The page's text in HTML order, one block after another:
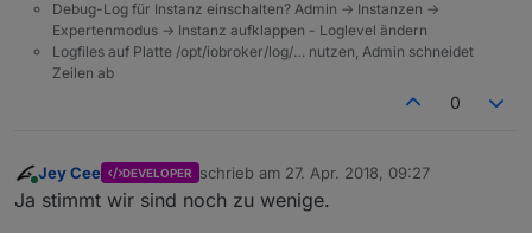
Debug-Log für Instanz einschalten? Admin -> Instanzen ->
Expertenmodus -> Instanz aufklappen - Loglevel ändern
Logfiles auf Platte /opt/iobroker/log/… nutzen, Admin schneidet
Zeilen ab
0
Online
Jey Cee DEVELOPER schrieb am 27. Apr. 2018, 09:27
zuletzt editiert von
Ja stimmt wir sind noch zu wenige.